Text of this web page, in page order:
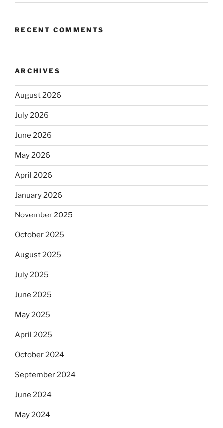
RECENT COMMENTS
ARCHIVES
August 2026
July 2026
June 2026
May 2026
April 2026
January 2026
November 2025
October 2025
August 2025
July 2025
June 2025
May 2025
April 2025
October 2024
September 2024
June 2024
May 2024